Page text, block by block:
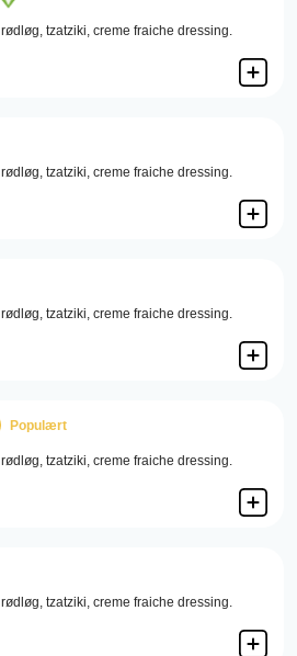
rødløg, tzatziki, creme fraiche dressing.
rødløg, tzatziki, creme fraiche dressing.
rødløg, tzatziki, creme fraiche dressing.
Populært
rødløg, tzatziki, creme fraiche dressing.
rødløg, tzatziki, creme fraiche dressing.